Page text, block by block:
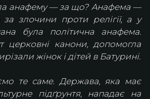
анафему — за що? Анафема —
злочини проти релігії, а у
була політична анафема.
церковні канони, допомогла
жінок і дітей в Батурині.
те саме. Держава, яка має
підґрунтя, нападає на